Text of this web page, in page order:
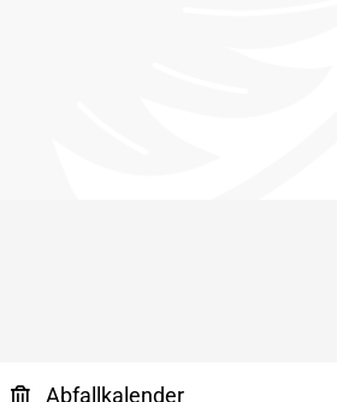
Abfallkalender